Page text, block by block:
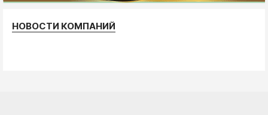
НОВОСТИ КОМПАНИЙ